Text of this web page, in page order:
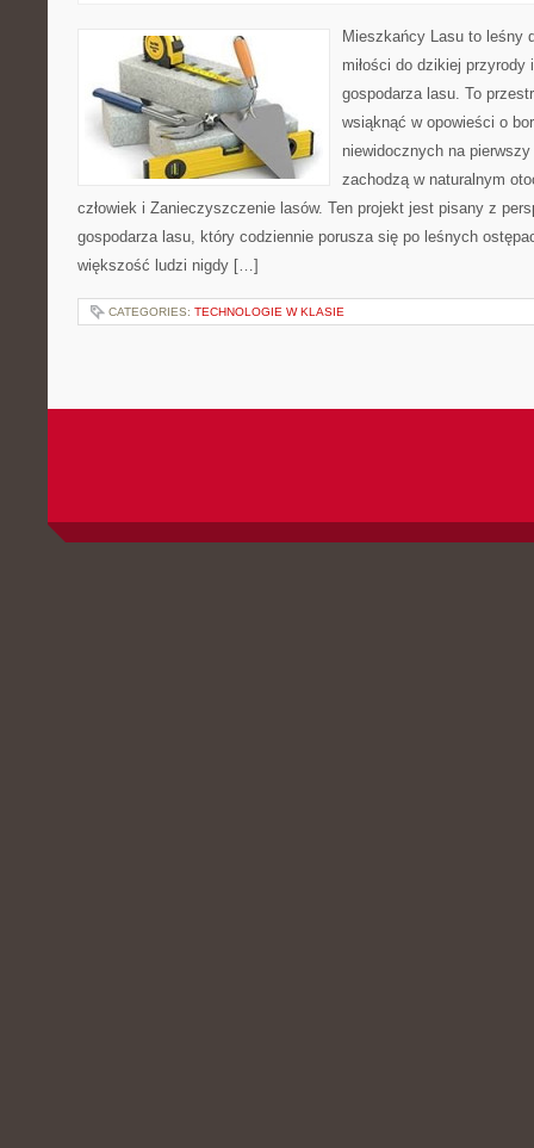
Mieszkańcy Lasu to leśny
miłości do dzikiej przyrody
gospodarza lasu. To
wsiąknąć w opowieści o
niewidocznych na
zachodzą w naturalnym
człowiek i Zanieczyszczenie lasów. Ten projekt jest pisany z
gospodarza lasu, który codziennie porusza się po leśnych
większość ludzi nigdy […]
CATEGORIES: TECHNOLOGIE W KLASIE